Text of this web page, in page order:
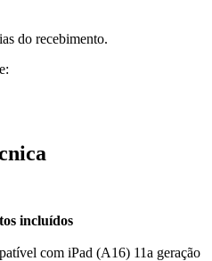
do recebimento.
incluídos
com iPad (A16) 11a geração